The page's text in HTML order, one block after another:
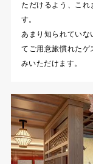
ただけるよう、これ
す。
あまり知られていな
てご用意旅慣れたゲ
みいただけます。